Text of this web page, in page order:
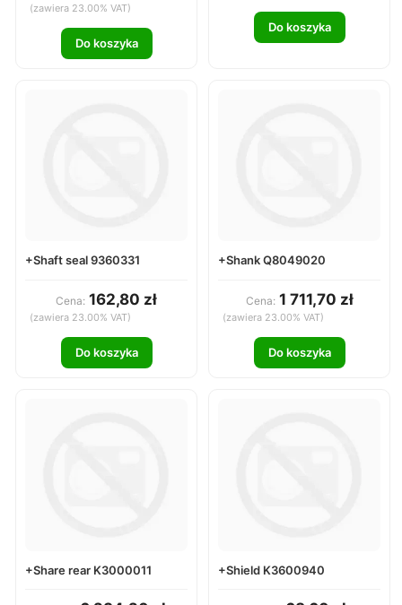
(zawiera 23.00% VAT)
Do koszyka
Do koszyka
+Shaft seal 9360331
Cena: 162,80 zł
(zawiera 23.00% VAT)
Do koszyka
+Shank Q8049020
Cena: 1 711,70 zł
(zawiera 23.00% VAT)
Do koszyka
+Share rear K3000011 +Shield K3600940